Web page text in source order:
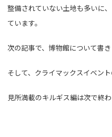
整備されていない土地も多いに
ています。
次の記事で、博物館について書き
そして、クライマックスイベント
見所満載のキルギス編は次で終わ